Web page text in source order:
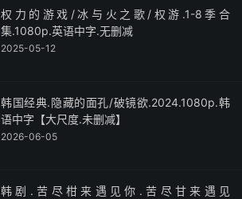
权力的游戏/冰与火之歌/权游.1-8季合
集.1080p.英语中字.无删减
2025-05-12
韩国经典.隐藏的面孔/破镜欲.2024.1080p.韩
语中字【大尺度.未删减】
2026-06-05
韩剧.苦尽柑来遇见你.苦尽甘来遇见